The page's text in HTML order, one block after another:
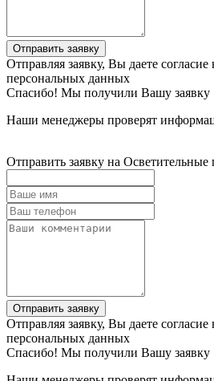
Отправить заявку
Отправляя заявку, Вы даете согласие
персональных данных
Спасибо! Мы получили Вашу заявку
Наши менеджеры проверят
Отправить заявку на
Отправить заявку
Отправляя заявку, Вы даете согласие
персональных данных
Спасибо! Мы получили Вашу заявку